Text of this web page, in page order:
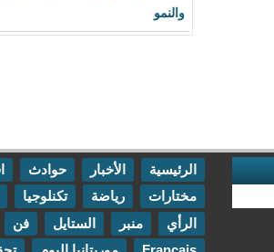
حوادث
اقتصاد
تكنلوجيا
مقابلات
الستايل فن
اتصل بنا